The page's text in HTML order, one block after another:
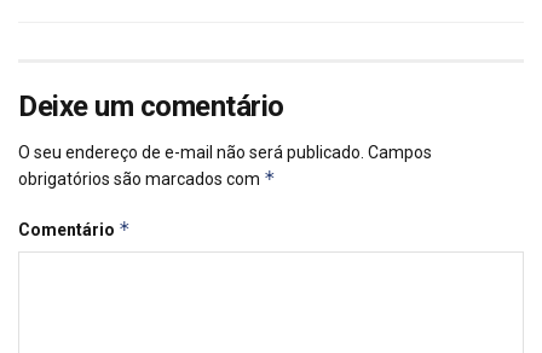
Deixe um comentário
O seu endereço de e-mail não será publicado. Campos
obrigatórios são marcados com *
Comentário *